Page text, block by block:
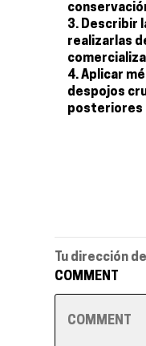
Describir
realizarlas
Aplicar
despojos
posteriores
Tu dirección
COMMENT